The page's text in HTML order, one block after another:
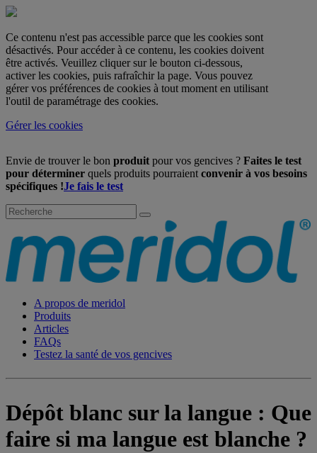
Ce contenu n'est pas accessible parce que les cookies sont
désactivés. Pour accéder à ce contenu, les cookies doivent
être activés. Veuillez cliquer sur le bouton ci-dessous,
activer les cookies, puis rafraîchir la page. Vous pouvez
gérer vos préférences de cookies à tout moment en utilisant
l'outil de paramétrage des cookies.
Gérer les cookies
Envie de trouver le bon produit pour vos gencives ? Faites le test
pour déterminer quels produits pourraient convenir à vos besoins
spécifiques !Je fais le test
A propos de meridol
Produits
Articles
FAQs
Testez la santé de vos gencives
Dépôt blanc sur la langue : Que
faire si ma langue est blanche ?